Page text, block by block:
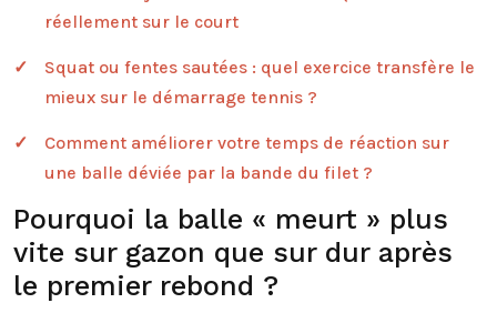
réellement sur le court
Squat ou fentes sautées : quel exercice transfère le
mieux sur le démarrage tennis ?
Comment améliorer votre temps de réaction sur
une balle déviée par la bande du filet ?
Pourquoi la balle « meurt » plus
vite sur gazon que sur dur après
le premier rebond ?